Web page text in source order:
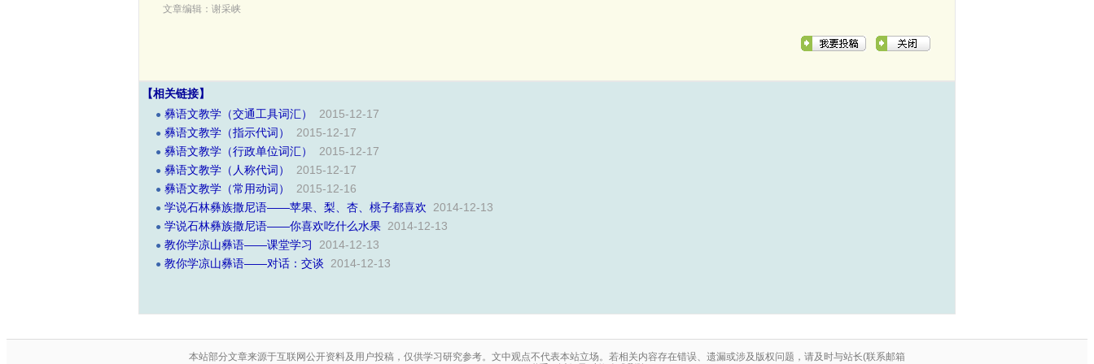
文章编辑：谢采峡
【相关链接】
● 彝语文教学（交通工具词汇） 2015-12-17
● 彝语文教学（指示代词） 2015-12-17
● 彝语文教学（行政单位词汇） 2015-12-17
● 彝语文教学（人称代词） 2015-12-17
● 彝语文教学（常用动词） 2015-12-16
● 学说石林彝族撒尼语――苹果、梨、杏、桃子都喜欢 2014-12-13
● 学说石林彝族撒尼语――你喜欢吃什么水果 2014-12-13
● 教你学凉山彝语――课堂学习 2014-12-13
● 教你学凉山彝语――对话：交谈 2014-12-13
本站部分文章来源于互联网公开资料及用户投稿，仅供学习研究参考。文中观点不代表本站立场。若相关内容存在错误、遗漏或涉及版权问题，请及时与站长(联系邮箱